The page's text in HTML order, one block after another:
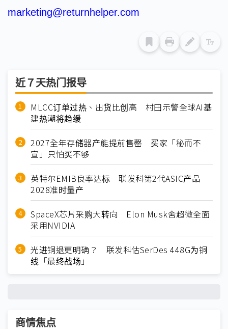
marketing@returnhelper.com
近７天热门报导
MLCC订单过热、出货比创高 村田示警全球AI基
建热潮将趋缓
2027全年存储器产能提前售罄 买家「秘而不
宣」只怕买不够
英特尔EMIB良率达标 联发科第2代ASIC产品
2028准时量产
SpaceX芯片采购大转向 Elon Musk舍超微全面
采用NVIDIA
光进铜退更明确？ 联发科估SerDes 448G为铜
线「最终战场」
商情焦点